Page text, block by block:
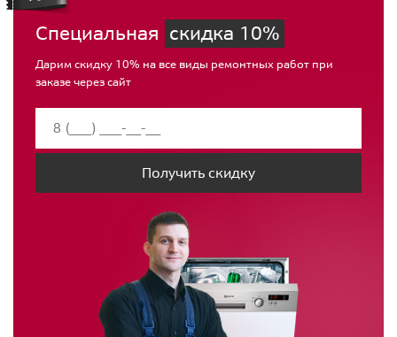
Специальная скидка 10%
Дарим скидку 10% на все виды ремонтных работ при
заказе через сайт
Получить скидку